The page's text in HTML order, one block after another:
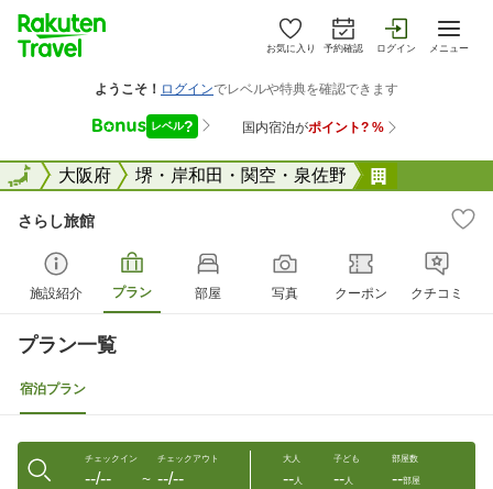
お気に入り 予約確認 ログイン メニュー
全国大阪府 堺・岸和田・関空・泉佐野
全国
さらし旅館
施設紹介 プラン 部屋 写真 クーポン クチコミ
プラン一覧
宿泊プラン
チェックイン
--/-- 〜
チェックアウト
--/--
大人
--人
子ども
--人
部屋数
--部屋